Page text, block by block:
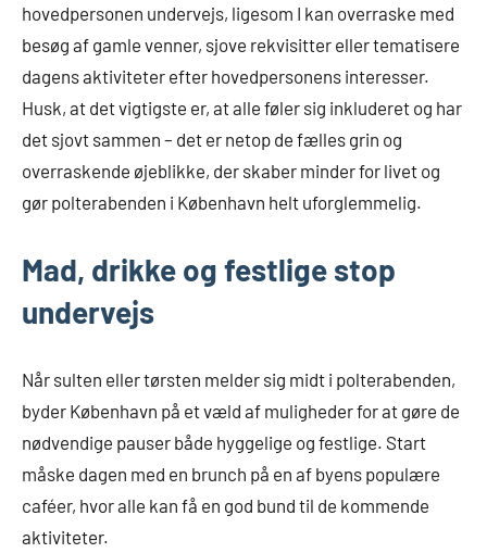
hovedpersonen undervejs, ligesom I kan overraske med
besøg af gamle venner, sjove rekvisitter eller tematisere
dagens aktiviteter efter hovedpersonens interesser.
Husk, at det vigtigste er, at alle føler sig inkluderet og har
det sjovt sammen – det er netop de fælles grin og
overraskende øjeblikke, der skaber minder for livet og
gør polterabenden i København helt uforglemmelig.
Mad, drikke og festlige stop
undervejs
Når sulten eller tørsten melder sig midt i polterabenden,
byder København på et væld af muligheder for at gøre de
nødvendige pauser både hyggelige og festlige. Start
måske dagen med en brunch på en af byens populære
caféer, hvor alle kan få en god bund til de kommende
aktiviteter.